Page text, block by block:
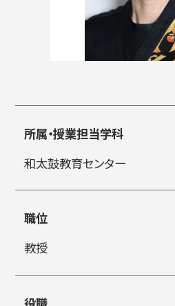
高校生・受験生の方
学生生活・就職
所属・授業担当学科
和太鼓教育センター
職位
教授